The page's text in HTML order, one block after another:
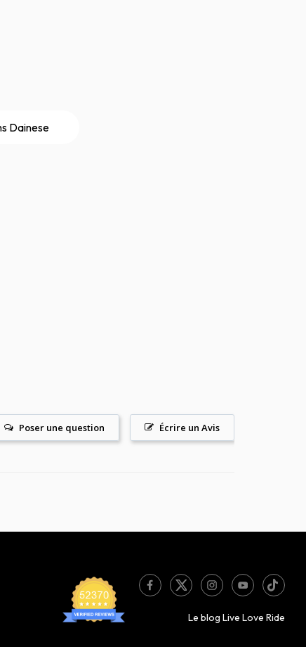
Dainese
Écrire un Avis
Poser une question
Le blog Live Love Ride